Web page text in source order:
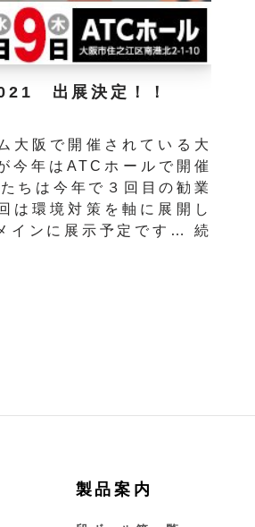
出展決定！！
大阪で開催されている大
今年はATCホールで開催
ちは今年で３回目の勧業
は環境対策を軸に展開し
インに展示予定です… 続
製品案内